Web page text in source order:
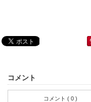
コメント
コメント ( 0 )